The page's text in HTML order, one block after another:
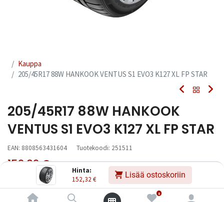
Hinta:
152,32 € Lisää ostoskoriin
0
Kauppa
205/45R17 88W HANKOOK VENTUS S1 EVO3 K127 XL FP STAR
205/45R17 88W HANKOOK
VENTUS S1 EVO3 K127 XL FP STAR
EAN: 8808563431604 Tuotekoodi: 251511
152,32€ Sisältää ALV:n/ kpl
Toimittajilla (kotimaa):
Saatavilla